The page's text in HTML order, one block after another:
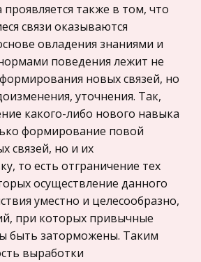
право
личность
и кредитование
(государственное) право
периферийные устройства
океана, его
колебаний
попыткой объединить
океанографии и
источниками.
МИРОВОГО ОКЕАНА Молодая
была лишена как гидрос
проявляется также в том, что
связи оказываются
овладения знаниями и
поведения лежит не
новых связей, но
уточнения. Так,
какого-либо нового навыка
формирование повой
связей, но и их
то есть отграничение тех
осуществление данного
уместно и целесообразно,
при которых привычные
быть заторможены. Таким
выработки